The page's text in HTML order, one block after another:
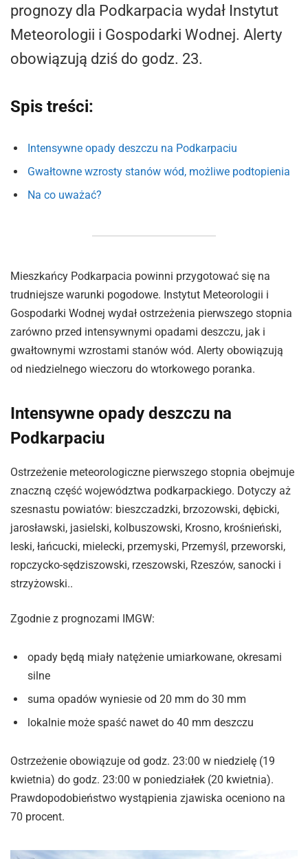
prognozy dla Podkarpacia wydał Instytut
Meteorologii i Gospodarki Wodnej. Alerty
obowiązują dziś do godz. 23.
Spis treści:
Intensywne opady deszczu na Podkarpaciu
Gwałtowne wzrosty stanów wód, możliwe podtopienia
Na co uważać?
Mieszkańcy Podkarpacia powinni przygotować się na
trudniejsze warunki pogodowe. Instytut Meteorologii i
Gospodarki Wodnej wydał ostrzeżenia pierwszego stopnia
zarówno przed intensywnymi opadami deszczu, jak i
gwałtownymi wzrostami stanów wód. Alerty obowiązują
od niedzielnego wieczoru do wtorkowego poranka.
Intensywne opady deszczu na
Podkarpaciu
Ostrzeżenie meteorologiczne pierwszego stopnia obejmuje
znaczną część województwa podkarpackiego. Dotyczy aż
szesnastu powiatów: bieszczadzki, brzozowski, dębicki,
jarosławski, jasielski, kolbuszowski, Krosno, krośnieński,
leski, łańcucki, mielecki, przemyski, Przemyśl, przeworski,
ropczycko-sędziszowski, rzeszowski, Rzeszów, sanocki i
strzyżowski..
Zgodnie z prognozami IMGW:
opady będą miały natężenie umiarkowane, okresami
silne
suma opadów wyniesie od 20 mm do 30 mm
lokalnie może spaść nawet do 40 mm deszczu
Ostrzeżenie obowiązuje od godz. 23:00 w niedzielę (19
kwietnia) do godz. 23:00 w poniedziałek (20 kwietnia).
Prawdopodobieństwo wystąpienia zjawiska oceniono na
70 procent.